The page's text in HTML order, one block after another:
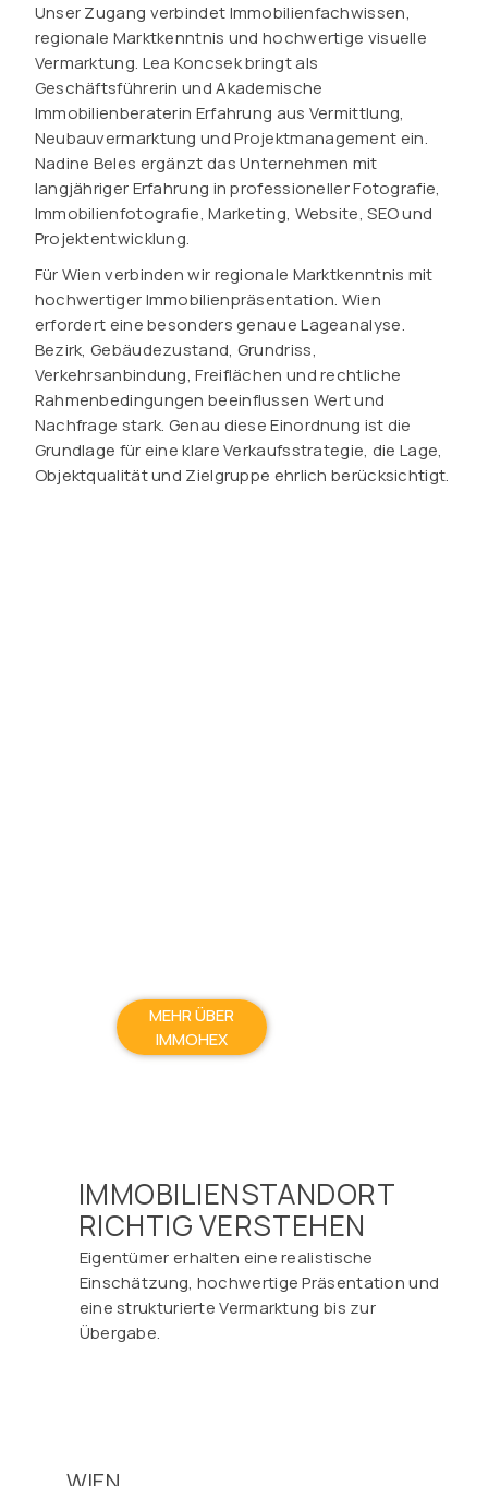
Unser Zugang verbindet Immobilienfachwissen,
regionale Marktkenntnis und hochwertige visuelle
Vermarktung. Lea Koncsek bringt als
Geschäftsführerin und Akademische
Immobilienberaterin Erfahrung aus Vermittlung,
Neubauvermarktung und Projektmanagement ein.
Nadine Beles ergänzt das Unternehmen mit
langjähriger Erfahrung in professioneller Fotografie,
Immobilienfotografie, Marketing, Website, SEO und
Projektentwicklung.
Für Wien verbinden wir regionale Marktkenntnis mit
hochwertiger Immobilienpräsentation. Wien
erfordert eine besonders genaue Lageanalyse.
Bezirk, Gebäudezustand, Grundriss,
Verkehrsanbindung, Freiflächen und rechtliche
Rahmenbedingungen beeinflussen Wert und
Nachfrage stark. Genau diese Einordnung ist die
Grundlage für eine klare Verkaufsstrategie, die Lage,
Objektqualität und Zielgruppe ehrlich berücksichtigt.
MEHR ÜBER
IMMOHEX
IMMOBILIENSTANDORT
RICHTIG VERSTEHEN
Eigentümer erhalten eine realistische
Einschätzung, hochwertige Präsentation und
eine strukturierte Vermarktung bis zur
Übergabe.